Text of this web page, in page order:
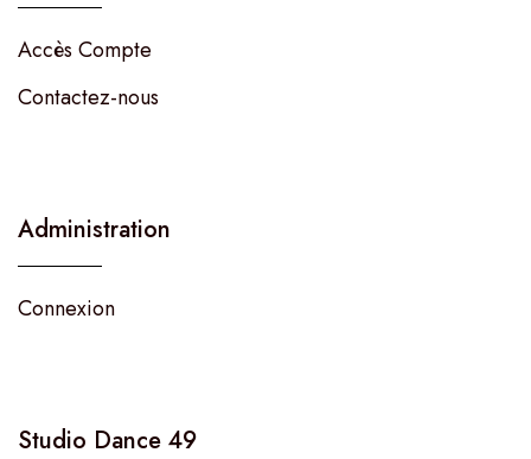
Accès Compte
Contactez-nous
Administration
Connexion
Studio Dance 49